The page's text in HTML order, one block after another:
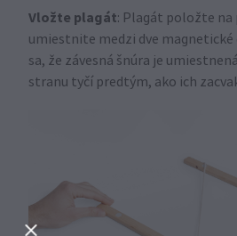
Vložte plagát: Plagát položte na
umiestnite medzi dve magnetické
sa, že závesná šnúra je
stranu tyčí predtým, ako ich